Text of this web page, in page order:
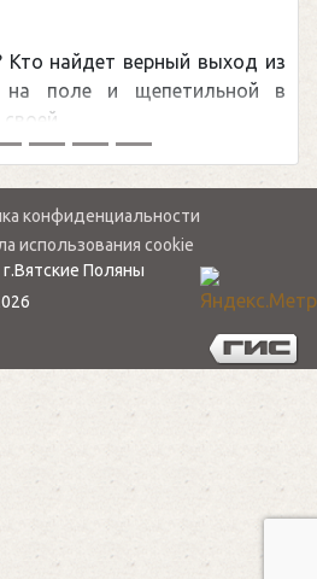
Кто найдет верный выход из
на поле и щепетильной в
...
конфиденциальности
использования cookie
Поляны